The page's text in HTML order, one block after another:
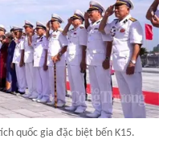
quốc gia đặc biệt bến K15.